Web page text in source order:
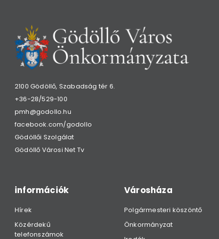
2100 Gödöllő, Szabadság tér 6.
+36-28/529-100
pmh@godollo.hu
facebook.com/godollo
Gödöllői Szolgálat
Gödöllő Városi Net Tv
információk
Hírek
Közérdekű
telefonszámok
Városháza
Polgármesteri köszöntő
Önkormányzat